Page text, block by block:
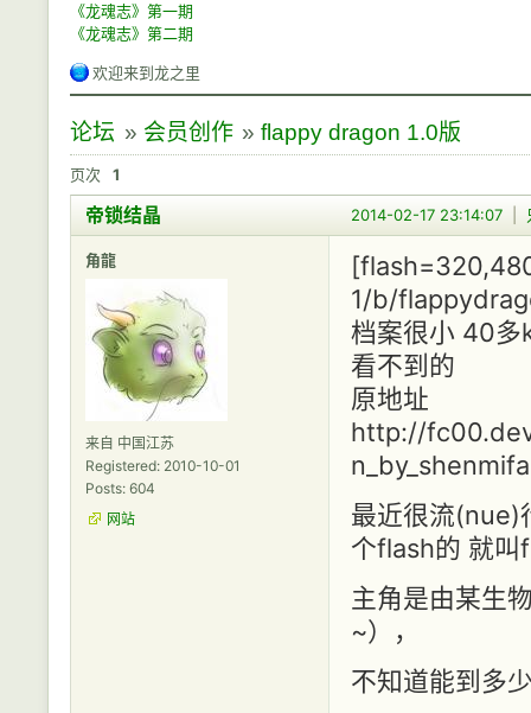
《龙魂志》第一期
《龙魂志》第二期
欢迎来到龙之里
论坛 » 会员创作 »flappy dragon 1.0版
页次 1
2014-02-17 23:14:07
帝锁结晶
角龍
来自 中国江苏
Registered: 2010-10-01
Posts: 604
网站
1/b/
档案很小 40多
看不到的
原地址
http://
最近很流(nue)
个flash的 就
主角是由某生
~），
不知道能到多